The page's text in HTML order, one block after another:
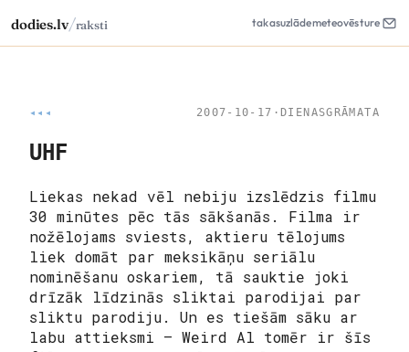
dodies.lv/raksti takasuzlādemeteovēsture
◂◂◂ 2007-10-17 · DIENASGRĀMATA
UHF
Liekas nekad vēl nebiju izslēdzis filmu
30 minūtes pēc tās sākšanās. Filma ir
nožēlojams sviests, aktieru tēlojums
liek domāt par meksikāņu seriālu
nominēšanu oskariem, tā sauktie joki
drīzāk līdzinās sliktai parodijai par
sliktu parodiju. Un es tiešām sāku ar
labu attieksmi – Weird Al tomēr ir šīs